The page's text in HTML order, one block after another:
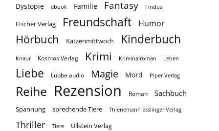
Dystopie ebook Familie Fantasy Findus
Fischer Verlag Freundschaft Humor
Hörbuch Katzenmittwoch Kinderbuch
Knaur Kosmos Verlag Krimi Kriminalroman Leben
Liebe Lübbe audio Magie Mord Piper Verlag
Reihe Rezension Roman Sachbuch
Spannung sprechende Tiere Thienemann Esslinger Verlag
Thriller Tiere Ullstein Verlag